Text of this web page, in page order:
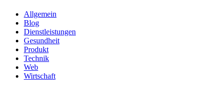
Allgemein
Blog
Dienstleistungen
Gesundheit
Produkt
Technik
Web
Wirtschaft